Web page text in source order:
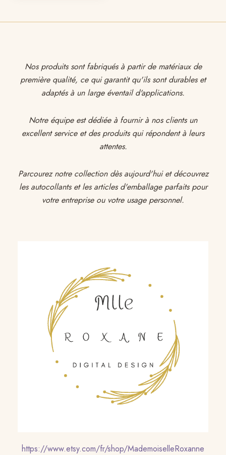
Nos produits sont fabriqués à partir de matériaux de
première qualité, ce qui garantit qu'ils sont durables et
adaptés à un large éventail d'applications.
Notre équipe est dédiée à fournir à nos clients un
excellent service et des produits qui répondent à leurs
attentes.
Parcourez notre collection dès aujourd'hui et découvrez
les autocollants et les articles d'emballage parfaits pour
votre entreprise ou votre usage personnel.
https://www.etsy.com/fr/shop/MademoiselleRoxanne